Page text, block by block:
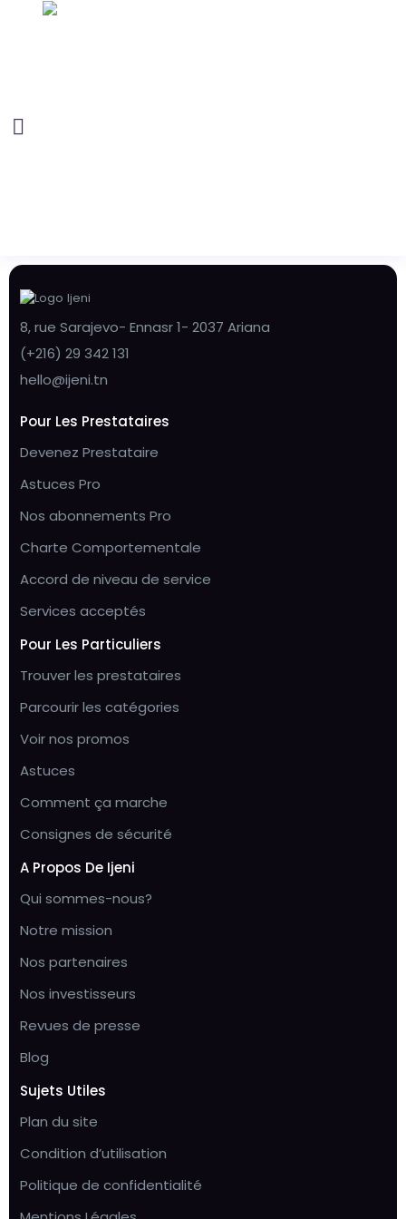
8, rue Sarajevo- Ennasr 1- 2037 Ariana
(+216) 29 342 131
hello@ijeni.tn
Pour Les Prestataires
Devenez Prestataire
Astuces Pro
Nos abonnements Pro
Charte Comportementale
Accord de niveau de service
Services acceptés
Pour Les Particuliers
Trouver les prestataires
Parcourir les catégories
Voir nos promos
Astuces
Comment ça marche
Consignes de sécurité
A Propos De Ijeni
Qui sommes-nous?
Notre mission
Nos partenaires
Nos investisseurs
Revues de presse
Blog
Sujets Utiles
Plan du site
Condition d’utilisation
Politique de confidentialité